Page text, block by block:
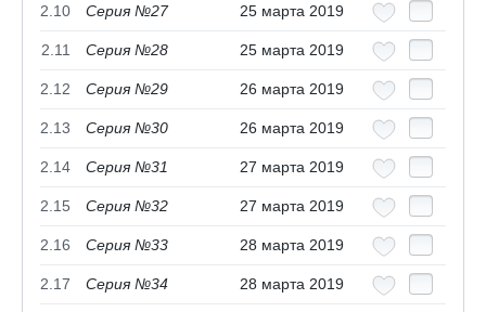
2.10 Серия №27 25 марта 2019
2.11 Серия №28 25 марта 2019
2.12 Серия №29 26 марта 2019
2.13 Серия №30 26 марта 2019
2.14 Серия №31 27 марта 2019
2.15 Серия №32 27 марта 2019
2.16 Серия №33 28 марта 2019
2.17 Серия №34 28 марта 2019